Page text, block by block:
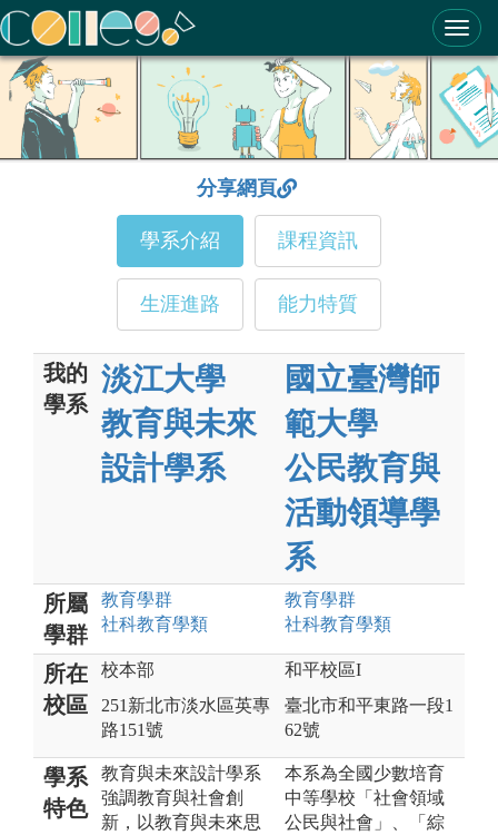
ColleGo! 大學選才與高中育才輔助系統
分享網頁
學系介紹 課程資訊
生涯進路 能力特質
我的
學系
淡江大學
教育與未來
設計學系
國立臺灣師
範大學
公民教育與
活動領導學
系
所屬
學群
教育學群
社科教育學類
教育學群
社科教育學類
所在
校區
校本部
251新北市淡水區英專
路151號
和平校區I
臺北市和平東路一段1
62號
學系
特色
教育與未來設計學系
強調教育與社會創
新，以教育與未來思
本系為全國少數培育
中等學校「社會領域
公民與社會」、「綜